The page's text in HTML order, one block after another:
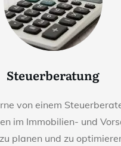
Steuerberatung
von einem
im Immobilien- und
planen und zu